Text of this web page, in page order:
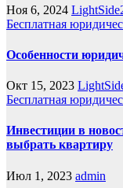
Ноя 6, 2024
Бесплатная
Особенности
Окт 15, 2023
Бесплатная
Инвестиции в
выбрать квартиру
Июл 1, 2023 admin